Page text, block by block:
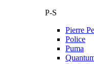
P-S
Pierre
Police
Puma